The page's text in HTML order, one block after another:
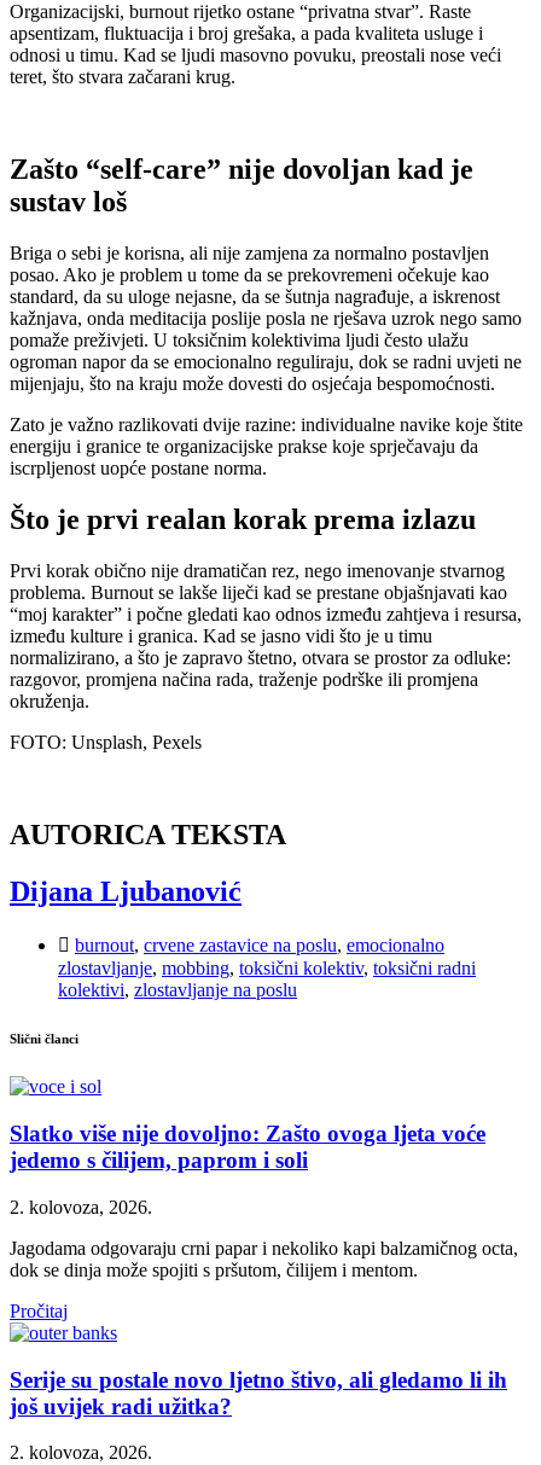
Organizacijski, burnout rijetko ostane “privatna stvar”. Raste
apsentizam, fluktuacija i broj grešaka, a pada kvaliteta usluge i
odnosi u timu. Kad se ljudi masovno povuku, preostali nose veći
teret, što stvara začarani krug.
Zašto “self-care” nije dovoljan kad je
sustav loš
Briga o sebi je korisna, ali nije zamjena za normalno postavljen
posao. Ako je problem u tome da se prekovremeni očekuje kao
standard, da su uloge nejasne, da se šutnja nagrađuje, a iskrenost
kažnjava, onda meditacija poslije posla ne rješava uzrok nego samo
pomaže preživjeti. U toksičnim kolektivima ljudi često ulažu
ogroman napor da se emocionalno reguliraju, dok se radni uvjeti ne
mijenjaju, što na kraju može dovesti do osjećaja bespomoćnosti.
Zato je važno razlikovati dvije razine: individualne navike koje štite
energiju i granice te organizacijske prakse koje sprječavaju da
iscrpljenost uopće postane norma.
Što je prvi realan korak prema izlazu
Prvi korak obično nije dramatičan rez, nego imenovanje stvarnog
problema. Burnout se lakše liječi kad se prestane objašnjavati kao
“moj karakter” i počne gledati kao odnos između zahtjeva i resursa,
između kulture i granica. Kad se jasno vidi što je u timu
normalizirano, a što je zapravo štetno, otvara se prostor za odluke:
razgovor, promjena načina rada, traženje podrške ili promjena
okruženja.
FOTO: Unsplash, Pexels
AUTORICA TEKSTA
Dijana Ljubanović
burnout, crvene zastavice na poslu, emocionalno
zlostavljanje, mobbing, toksični kolektiv, toksični radni
kolektivi, zlostavljanje na poslu
Slični članci
Slatko više nije dovoljno: Zašto ovoga ljeta voće
jedemo s čilijem, paprom i soli
2. kolovoza, 2026.
Jagodama odgovaraju crni papar i nekoliko kapi balzamičnog octa,
dok se dinja može spojiti s pršutom, čilijem i mentom.
Pročitaj
Serije su postale novo ljetno štivo, ali gledamo li ih
još uvijek radi užitka?
2. kolovoza, 2026.